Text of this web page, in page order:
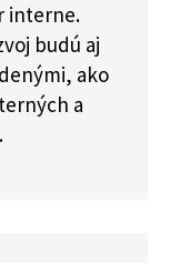
interne.
budú aj
ako
a